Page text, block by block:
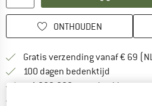
ONTHOUDEN
Gratis verzending vanaf € 69
100 dagen bedenktijd Vind de
> 4.000.000 tevreden klanten